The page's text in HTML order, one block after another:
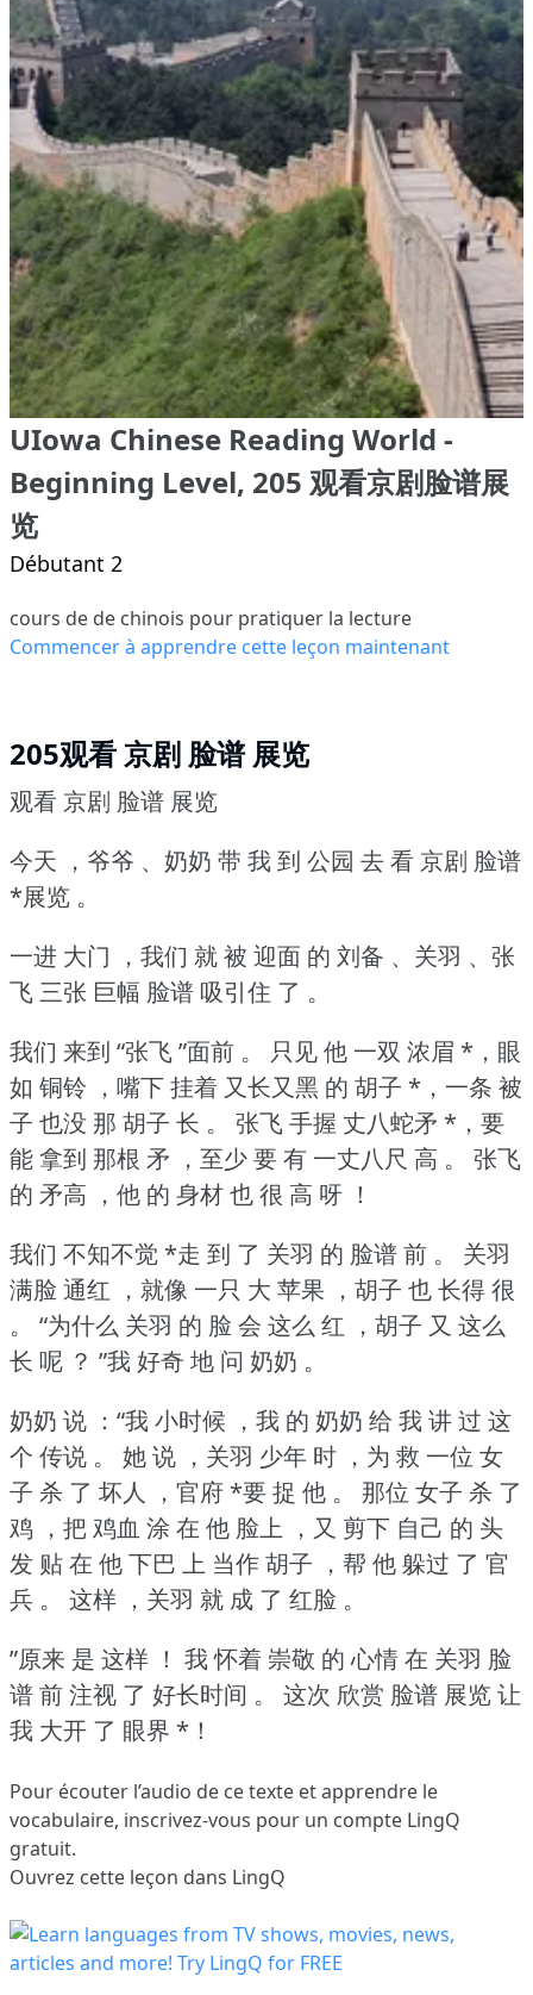
UIowa Chinese Reading World -
Beginning Level, 205 观看京剧脸谱展
览
Débutant 2
cours de de chinois pour pratiquer la lecture
Commencer à apprendre cette leçon maintenant
205观看 京剧 脸谱 展览
观看 京剧 脸谱 展览
今天 ，爷爷 、奶奶 带 我 到 公园 去 看 京剧 脸谱
*展览 。
一进 大门 ，我们 就 被 迎面 的 刘备 、关羽 、张
飞 三张 巨幅 脸谱 吸引住 了 。
我们 来到 “张飞 ”面前 。
只见 他 一双 浓眉 *，眼
如 铜铃 ，嘴下 挂着 又长又黑 的 胡子 *，一条 被
子 也没 那 胡子 长 。
张飞 手握 丈八蛇矛 *，要
能 拿到 那根 矛 ，至少 要 有 一丈八尺 高 。
张飞
的 矛高 ，他 的 身材 也 很 高 呀 ！
我们 不知不觉 *走 到 了 关羽 的 脸谱 前 。
关羽
满脸 通红 ，就像 一只 大 苹果 ，胡子 也 长得 很
。
“为什么 关羽 的 脸 会 这么 红 ，胡子 又 这么
长 呢 ？ ”我 好奇 地 问 奶奶 。
奶奶 说 ：“我 小时候 ，我 的 奶奶 给 我 讲 过 这
个 传说 。
她 说 ，关羽 少年 时 ，为 救 一位 女
子 杀 了 坏人 ，官府 *要 捉 他 。
那位 女子 杀 了
鸡 ，把 鸡血 涂 在 他 脸上 ，又 剪下 自己 的 头
发 贴 在 他 下巴 上 当作 胡子 ，帮 他 躲过 了 官
兵 。
这样 ，关羽 就 成 了 红脸 。
”原来 是 这样 ！ 我 怀着 崇敬 的 心情 在 关羽 脸
谱 前 注视 了 好长时间 。
这次 欣赏 脸谱 展览 让
我 大开 了 眼界 *！
Pour écouter l’audio de ce texte et apprendre le
vocabulaire, inscrivez-vous pour un compte LingQ
gratuit.
Ouvrez cette leçon dans LingQ